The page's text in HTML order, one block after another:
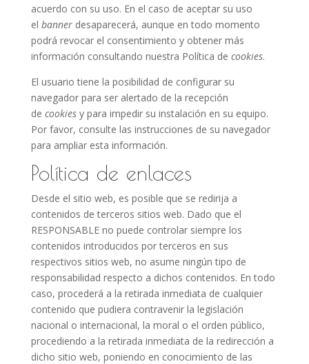
acuerdo con su uso. En el caso de aceptar su uso
el banner desaparecerá, aunque en todo momento
podrá revocar el consentimiento y obtener más
información consultando nuestra Política de cookies.
El usuario tiene la posibilidad de configurar su
navegador para ser alertado de la recepción
de cookies y para impedir su instalación en su equipo.
Por favor, consulte las instrucciones de su navegador
para ampliar esta información.
Política de enlaces
Desde el sitio web, es posible que se redirija a
contenidos de terceros sitios web. Dado que el
RESPONSABLE no puede controlar siempre los
contenidos introducidos por terceros en sus
respectivos sitios web, no asume ningún tipo de
responsabilidad respecto a dichos contenidos. En todo
caso, procederá a la retirada inmediata de cualquier
contenido que pudiera contravenir la legislación
nacional o internacional, la moral o el orden público,
procediendo a la retirada inmediata de la redirección a
dicho sitio web, poniendo en conocimiento de las